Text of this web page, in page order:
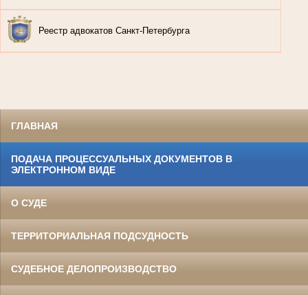
Реестр адвокатов Санкт-Петербурга
ГЛАВНАЯ
ПОДАЧА ПРОЦЕССУАЛЬНЫХ ДОКУМЕНТОВ В
ЭЛЕКТРОННОМ ВИДЕ
О СУДЕ
ТЕРРИТОРИАЛЬНАЯ ПОДСУДНОСТЬ
СУДЕБНОЕ ДЕЛОПРОИЗВОДСТВО